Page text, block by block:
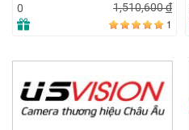
0
1,510,600đ
1